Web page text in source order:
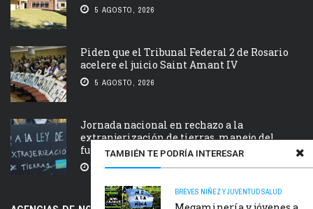
TAMBIÉN TE PODRÍA INTERESAR
BREVES NIÑEZ Y JUVENTUDSALUD
5 AGOSTO, 2026
Piden que el Tribunal Federal 2 de Rosario
acelere el juicio Saint Amant IV
5 AGOSTO, 2026
Jornada nacional en rechazo a la
extranjerización de tierras, manejo del
fuego y desalojos
5 AGOSTO, 2026